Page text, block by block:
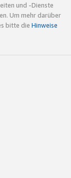
und -Dienste
Um mehr darüber
bitte die Hinweise